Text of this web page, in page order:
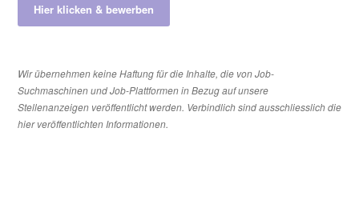
Hier klicken & bewerben
Wir übernehmen keine Haftung für die Inhalte, die von Job-
Suchmaschinen und Job-Plattformen in Bezug auf unsere
Stellenanzeigen veröffentlicht werden. Verbindlich sind ausschliesslich die
hier veröffentlichten Informationen.